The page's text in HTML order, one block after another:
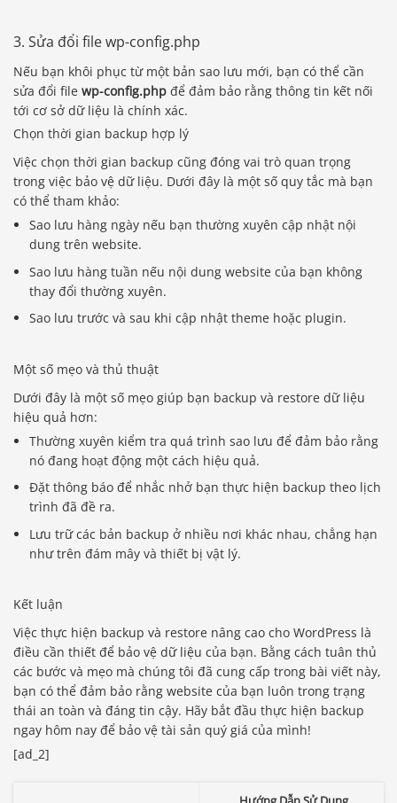
3. Sửa đổi file wp-config.php
Nếu bạn khôi phục từ một bản sao lưu mới, bạn có thể cần
sửa đổi file wp-config.php để đảm bảo rằng thông tin kết nối
tới cơ sở dữ liệu là chính xác.
Chọn thời gian backup hợp lý
Việc chọn thời gian backup cũng đóng vai trò quan trọng
trong việc bảo vệ dữ liệu. Dưới đây là một số quy tắc mà bạn
có thể tham khảo:
Sao lưu hàng ngày nếu bạn thường xuyên cập nhật nội
dung trên website.
Sao lưu hàng tuần nếu nội dung website của bạn không
thay đổi thường xuyên.
Sao lưu trước và sau khi cập nhật theme hoặc plugin.
Một số mẹo và thủ thuật
Dưới đây là một số mẹo giúp bạn backup và restore dữ liệu
hiệu quả hơn:
Thường xuyên kiểm tra quá trình sao lưu để đảm bảo rằng
nó đang hoạt động một cách hiệu quả.
Đặt thông báo để nhắc nhở bạn thực hiện backup theo lịch
trình đã đề ra.
Lưu trữ các bản backup ở nhiều nơi khác nhau, chẳng hạn
như trên đám mây và thiết bị vật lý.
Kết luận
Việc thực hiện backup và restore nâng cao cho WordPress là
điều cần thiết để bảo vệ dữ liệu của bạn. Bằng cách tuân thủ
các bước và mẹo mà chúng tôi đã cung cấp trong bài viết này,
bạn có thể đảm bảo rằng website của bạn luôn trong trạng
thái an toàn và đáng tin cậy. Hãy bắt đầu thực hiện backup
ngay hôm nay để bảo vệ tài sản quý giá của mình!
[ad_2]